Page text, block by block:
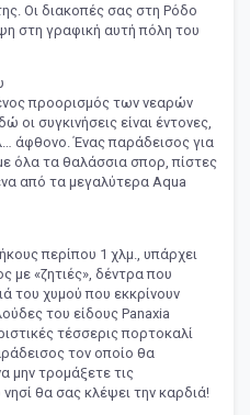
Οι διακοπές σας στη Ρόδο
στη γραφική αυτή πόλη του
προορισμός των νεαρών
συγκινήσεις είναι έντονες,
άφθονο. Ένας παράδεισος για
όλα τα θαλάσσια σπορ, πίστες
από τα μεγαλύτερα Aqua
περίπου 1 χλμ., υπάρχει
με «ζητιές», δέντρα που
του χυμού που εκκρίνουν
του είδους Panaxia
τέσσερις πορτοκαλί
τον οποίο θα
μην τρομάξετε τις
θα σας κλέψει την καρδιά!